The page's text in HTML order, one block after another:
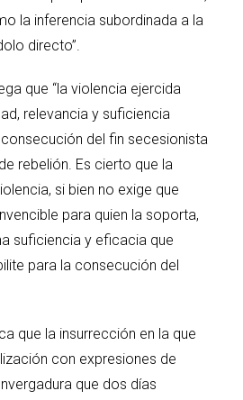
la inferencia subordinada a la
directo”.
que “la violencia ejercida
relevancia y suficiencia
del fin secesionista
rebelión. Es cierto que la
si bien no exige que
para quien la soporta,
suficiencia y eficacia que
para la consecución del
que la insurrección en la que
con expresiones de
que dos días